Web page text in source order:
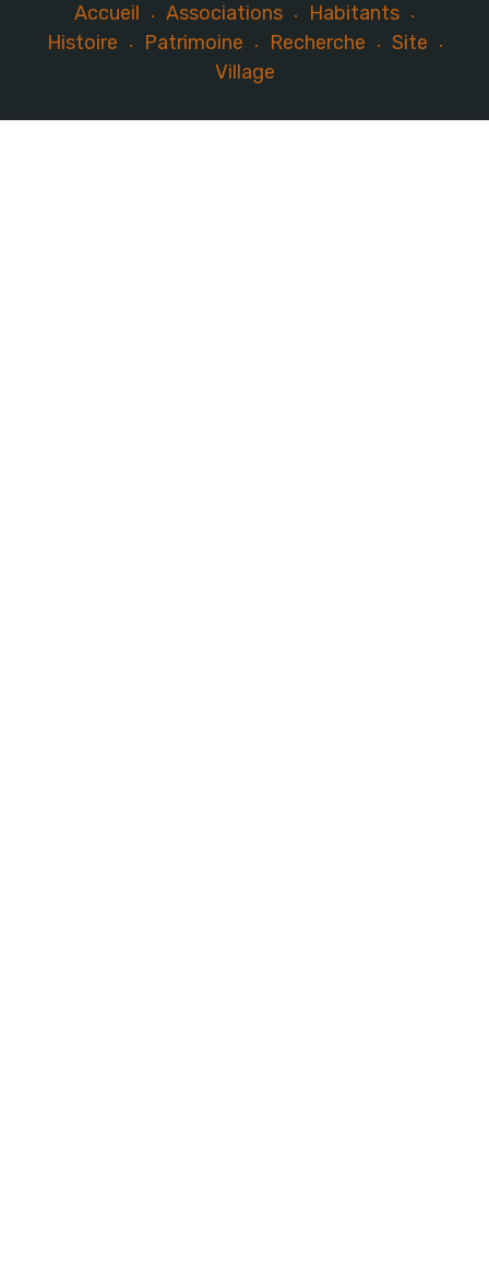
Accueil
Associations
Habitants
Histoire
Patrimoine Recherche
Site
Village